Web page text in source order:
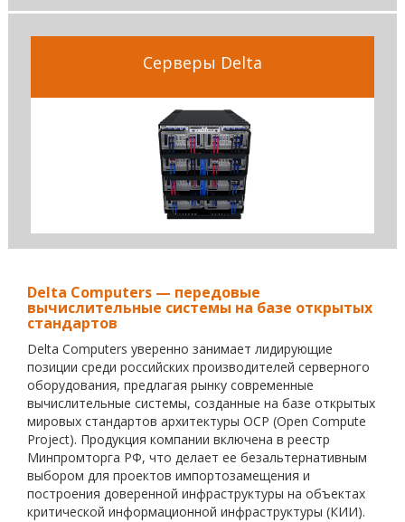
Серверы Delta
Delta Computers — передовые
вычислительные системы на базе открытых
стандартов
Delta Computers уверенно занимает лидирующие
позиции среди российских производителей серверного
оборудования, предлагая рынку современные
вычислительные системы, созданные на базе открытых
мировых стандартов архитектуры OCP (Open Compute
Project). Продукция компании включена в реестр
Минпромторга РФ, что делает ее безальтернативным
выбором для проектов импортозамещения и
построения доверенной инфраструктуры на объектах
критической информационной инфраструктуры (КИИ).